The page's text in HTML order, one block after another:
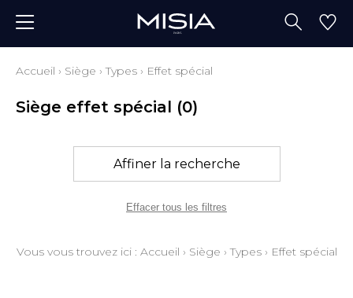
Accueil › Siège ›Types › Effet spécial
Siège effet spécial (0)
Affiner la recherche
Effacer tous les filtres
Vous vous trouvez ici : Accueil › Siège ›Types› Effet spécial